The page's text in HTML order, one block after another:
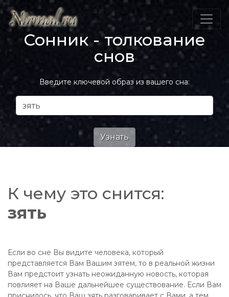
Сонник - толкование
снов
Введите ключевой образ из вашего сна:
К чему это снится:
зять
Если во сне Вы видите человека, который
представляется Вам Вашим зятем, то в реальной жизни
Вам предстоит узнать неожиданную новость, которая
повлияет на Ваше дальнейшее существование. Если Вам